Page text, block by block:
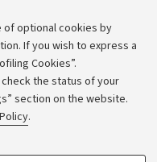
of optional cookies by
If you wish to express a
Cookies”.
the status of your
section on the website.
.
information